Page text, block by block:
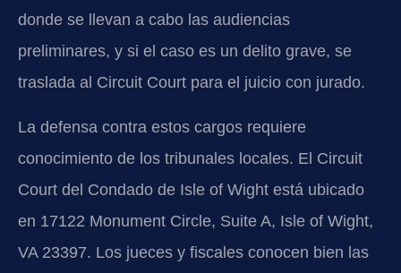
donde se llevan a cabo las audiencias
preliminares, y si el caso es un delito grave, se
traslada al Circuit Court para el juicio con jurado.
La defensa contra estos cargos requiere
conocimiento de los tribunales locales. El Circuit
Court del Condado de Isle of Wight está ubicado
en 17122 Monument Circle, Suite A, Isle of Wight,
VA 23397. Los jueces y fiscales conocen bien las